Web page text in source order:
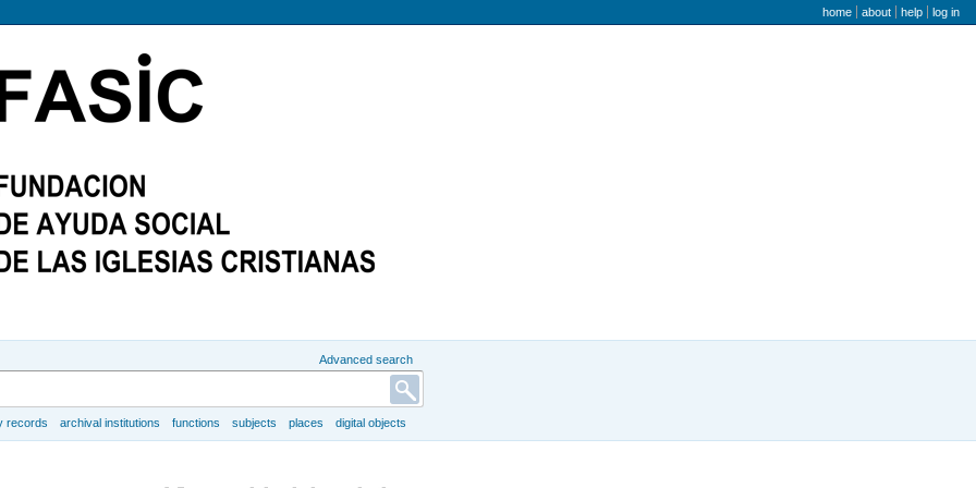
user menu
home about help log in
Advanced search
records archival institutions functions subjects places digital objects